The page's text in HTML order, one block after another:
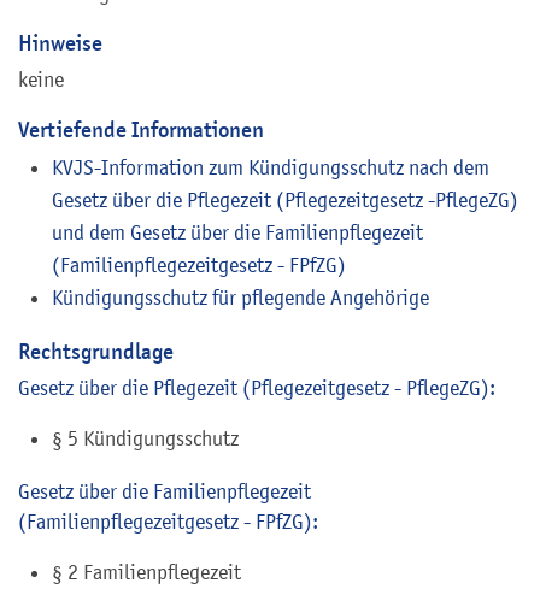
Hinweise
keine
Vertiefende Informationen
KVJS-Information zum Kündigungsschutz nach dem
Gesetz über die Pflegezeit (Pflegezeitgesetz -PflegeZG)
und dem Gesetz über die Familienpflegezeit
(Familienpflegezeitgesetz - FPfZG)
Kündigungsschutz für pflegende Angehörige
Rechtsgrundlage
Gesetz über die Pflegezeit (Pflegezeitgesetz - PflegeZG):
§ 5 Kündigungsschutz
Gesetz über die Familienpflegezeit
(Familienpflegezeitgesetz - FPfZG):
§ 2 Familienpflegezeit